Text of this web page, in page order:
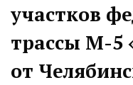
участков
трассы М-5
от